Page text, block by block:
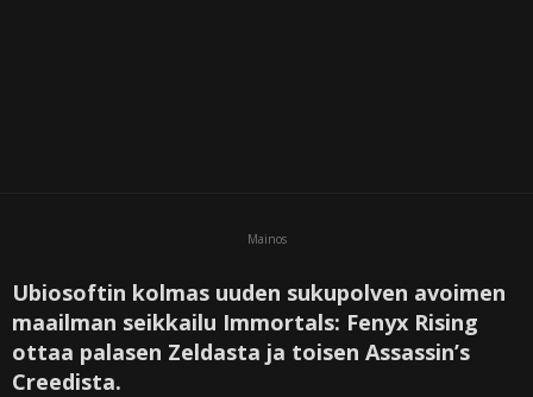
Mainos
Ubiosoftin kolmas uuden sukupolven avoimen
maailman seikkailu Immortals: Fenyx Rising
ottaa palasen Zeldasta ja toisen Assassin’s
Creedista.